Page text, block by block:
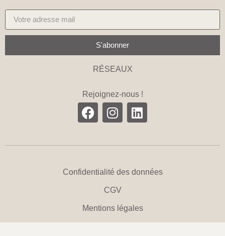
S'abonner
RÉSEAUX
Rejoignez-nous !
Confidentialité des données
CGV
Mentions légales